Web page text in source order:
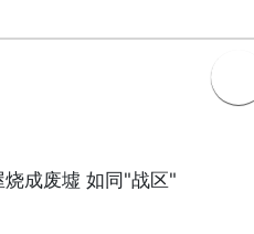
成废墟 如同"战区"